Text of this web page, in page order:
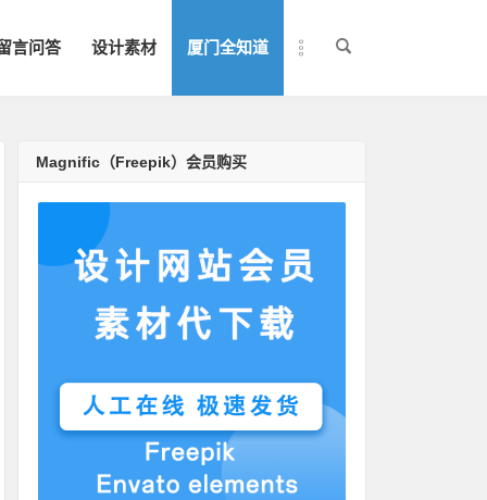
言问答 设计素材 厦门全知道
Magnific（Freepik）会员购买